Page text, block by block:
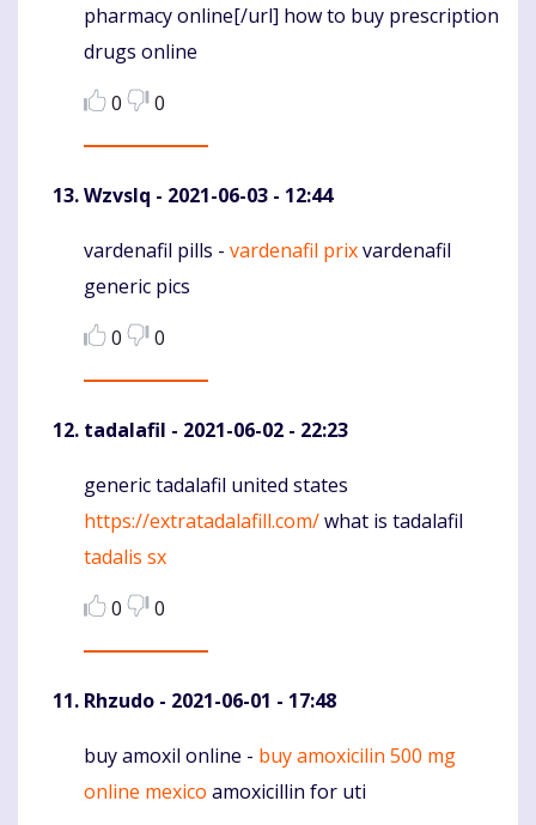
pharmacy online[/url] how to buy prescription
drugs online
0
0
Wzvslq - 2021-06-03 - 12:44
Komentaras
vardenafil pills - vardenafil prixvardenafil
generic pics
0
0
tadalafil - 2021-06-02 - 22:23
Komentaras
generic tadalafil united states
https://extratadalafill.com/what is tadalafil
tadalis sx
0
0
Rhzudo - 2021-06-01 - 17:48
Komentaras
buy amoxil online - buy amoxicilin 500 mg
online mexico amoxicillin for uti